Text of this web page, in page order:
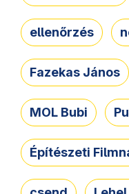
ellenőrzés
Fazekas János
MOL Bubi
Építészeti